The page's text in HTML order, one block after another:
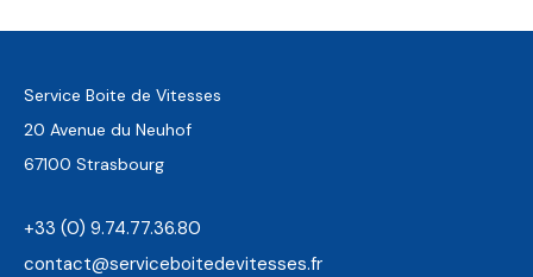
Service Boite de Vitesses
20 Avenue du Neuhof
67100 Strasbourg
+33 (0) 9.74.77.36.80
contact@serviceboitedevitesses.fr